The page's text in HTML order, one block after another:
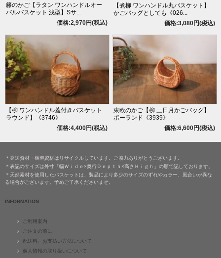
籐のかご【ラタン ワンハンドルオー
バルバスケット 浅型】Sサ...
価格:2,970円(税込)
【煮柳 ワンハンドル丸バスケット】
かごバッグとしても《026...
価格:3,080円(税込)
【柳 ワンハンドル蓋付きバスケット
ラウンド】《3746》
価格:4,400円(税込)
東欧のかご【柳 三日月かごバッグ】
ポーランド《3939》
価格:6,600円(税込)
＊発送資材・梱包資材はリサイクルしています。ご協力ありがとうございます。
＊表記のサイズは外寸「幅Ｗｉｄｅ×奥行Ｄｅｐｔｈ×高さＨｉｇｈ」の順で記しております。
＊天然素材を使用したバスケットは、製品により多少のサイズのずれやカラー、風合いが異な
る場合がございます。予めご了承くださいませ。
INFORMATION
ご利用案内
ご注文の前に･･･
配送料、お支払い方法について
個人情報の取り扱いについて